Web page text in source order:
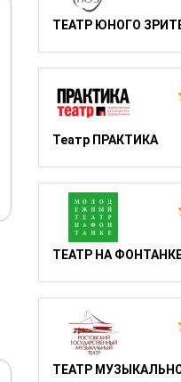
ТЕАТР ЮНОГО
Театр ПРАКТИКА
ТЕАТР НА
ТЕАТР